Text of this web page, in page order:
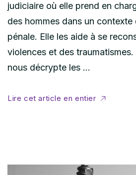
judiciaire où elle prend en
des hommes dans un
pénale. Elle les aide à se
violences et des traumatismes.
nous décrypte les …
Lire cet article en entier